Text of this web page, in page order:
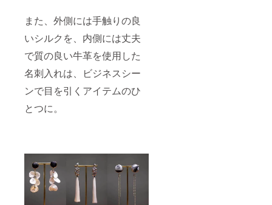
また、外側には手触りの良
いシルクを、内側には丈夫
で質の良い牛革を使用した
名刺入れは、ビジネスシー
ンで目を引くアイテムのひ
とつに。